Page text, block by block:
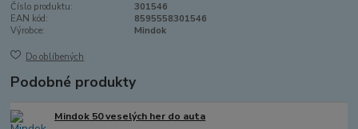
Číslo produktu:
301546
EAN kód:
8595558301546
Výrobce:
Mindok
Do oblíbených
Podobné produkty
Mindok 50 veselých her do auta